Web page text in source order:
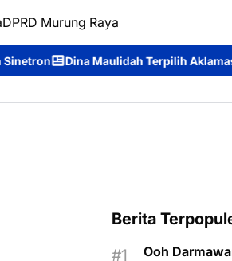
DPRD Murung Raya
Terpilih Aklamasi Pimpin Perempuan
Berita
Ooh